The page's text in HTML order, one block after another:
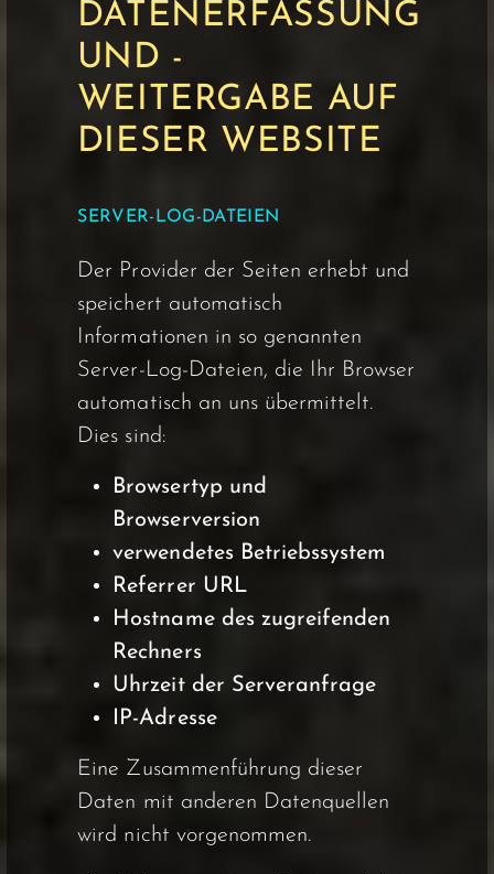
DATENERFASSUNG
UND -
WEITERGABE AUF
DIESER WEBSITE
SERVER-LOG-DATEIEN
Der Provider der Seiten erhebt und
speichert automatisch
Informationen in so genannten
Server-Log-Dateien, die Ihr Browser
automatisch an uns übermittelt.
Dies sind:
Browsertyp und
Browserversion
verwendetes Betriebssystem
Referrer URL
Hostname des zugreifenden
Rechners
Uhrzeit der Serveranfrage
IP-Adresse
Eine Zusammenführung dieser
Daten mit anderen Datenquellen
wird nicht vorgenommen.